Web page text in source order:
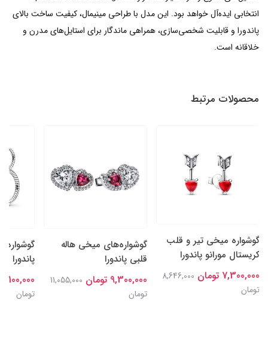
انتخابی ایده‌آل خواهد بود. این مدل با طراحی مینیمال، کیفیت ساخت بالای
پاندورا و قابلیت شخصی‌سازی، همراهی ماندگار برای استایل‌های مدرن و
خلاقانه است.
محصولات مرتبط
گوشواره میخی تیر و قلب
کریستال مورانو پاندورا
7,300,000 تومان
8,646,000
تومان
گوشواره‌های میخی هاله
قلبی پاندورا
9,300,000 تومان
11,055,000
تومان
گوشواره
پاندورا
14,100,000
تومان